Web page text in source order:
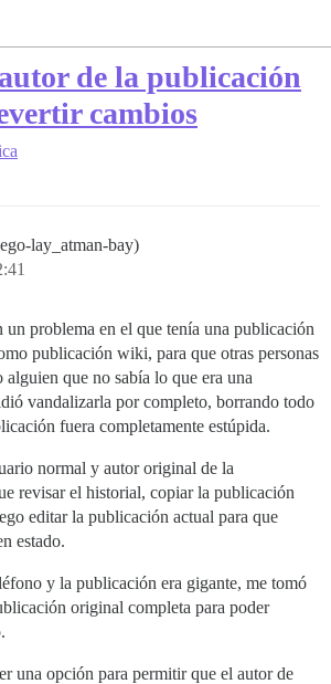
de la publicación
cambios
lay_atman-bay)
un problema en el que tenía una publicación
publicación wiki, para que otras personas
que no sabía lo que era una
vandalizarla por completo, borrando todo
fuera completamente estúpida.
normal y autor original de la
revisar el historial, copiar la publicación
editar la publicación actual para que
estado.
y la publicación era gigante, me tomó
original completa para poder
una opción para permitir que el autor de